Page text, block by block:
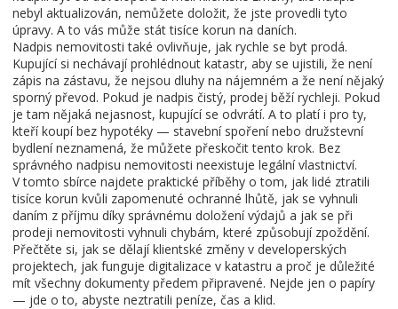
nebyl aktualizován, nemůžete doložit, že jste provedli tyto
úpravy. A to vás může stát tisíce korun na daních.
Nadpis nemovitosti také ovlivňuje, jak rychle se byt prodá.
Kupující si nechávají prohlédnout katastr, aby se ujistili, že není
zápis na zástavu, že nejsou dluhy na nájemném a že není nějaký
sporný převod. Pokud je nadpis čistý, prodej běží rychleji. Pokud
je tam nějaká nejasnost, kupující se odvrátí. A to platí i pro ty,
kteří koupí bez hypotéky — stavební spoření nebo družstevní
bydlení neznamená, že můžete přeskočit tento krok. Bez
správného nadpisu nemovitosti neexistuje legální vlastnictví.
V tomto sbírce najdete praktické příběhy o tom, jak lidé ztratili
tisíce korun kvůli zapomenuté ochranné lhůtě, jak se vyhnuli
daním z příjmu díky správnému doložení výdajů a jak se při
prodeji nemovitosti vyhnuli chybám, které způsobují zpoždění.
Přečtěte si, jak se dělají klientské změny v developerských
projektech, jak funguje digitalizace v katastru a proč je důležité
mít všechny dokumenty předem připravené. Nejde jen o papíry
— jde o to, abyste neztratili peníze, čas a klid.